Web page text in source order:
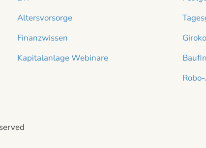
Altersvorsorge
Finanzwissen
Kapitalanlage Webinare